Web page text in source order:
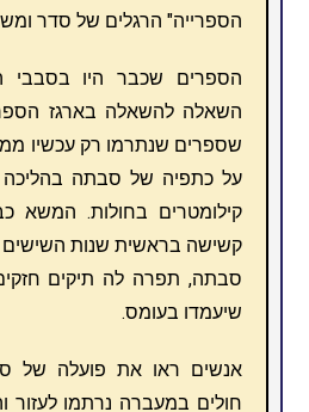
הספרייה" הרגלים של סדר
הספרים שכבר היו בסבבי
השאלה להשאלה בארגז
שספרים שנתרמו רק עכשיו
על כתפיה של סבתה
קילומטרים בחולות. המשא
קשישה בראשית שנות השישים
סבתה, תפרה לה תיקים
שיעמדו בעומס.
אנשים ראו את פועלה של
חולים במעברה נרתמו לעזור